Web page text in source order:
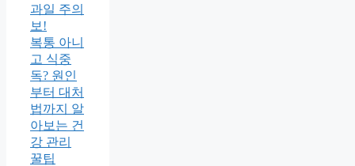
과일 주의
보!
복통 아니
고 식중
독? 원인
부터 대처
법까지 알
아보는 건
강 관리
꿀팁